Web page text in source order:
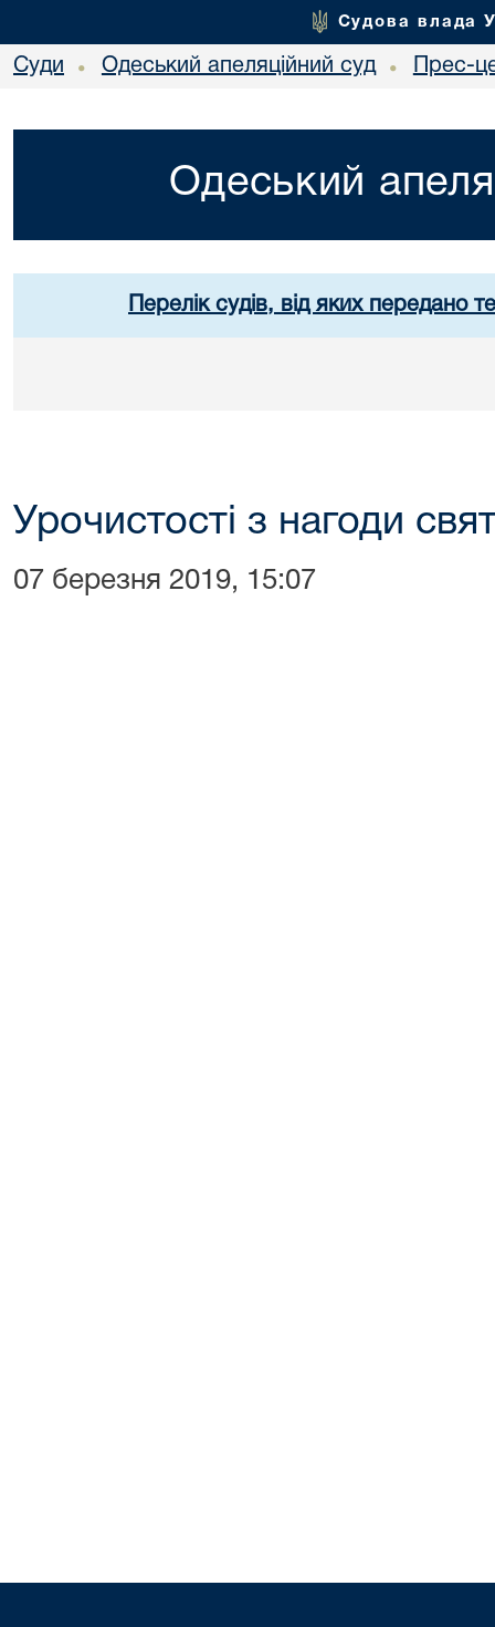
Судова влада
Суди • Одеський апеляційний суд • Прес-
Одеський
Перелік судів, від яких передано
Урочистості з нагоди
07 березня 2019, 15:07